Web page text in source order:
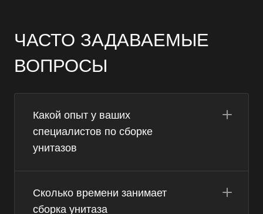
ЧАСТО ЗАДАВАЕМЫЕ
ВОПРОСЫ
Какой опыт у ваших
специалистов по сборке
унитазов
Сколько времени занимает
сборка унитаза